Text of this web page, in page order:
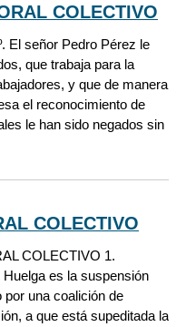
COLECTIVO
El señor Pedro Pérez le
que trabaja para la
y que de manera
el reconocimiento de
le han sido negados sin
COLECTIVO
COLECTIVO 1.
es la suspensión
por una coalición de
a que está supeditada la